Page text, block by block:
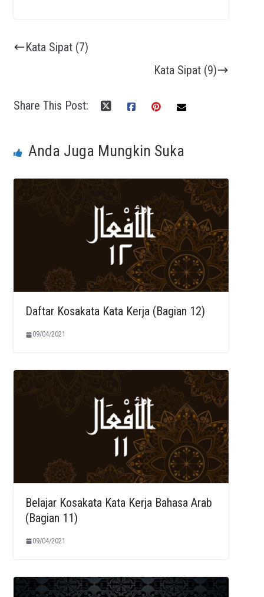
Kata Sipat (7)
Kata Sipat (9)
Share This Post:
Anda Juga Mungkin Suka
Daftar Kosakata Kata Kerja (Bagian 12)
09/04/2021
Belajar Kosakata Kata Kerja Bahasa Arab
(Bagian 11)
09/04/2021